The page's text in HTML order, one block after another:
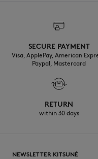
SECURE PAYMENT
Visa, ApplePay, American
Paypal, Mastercard
RETURN
within 30 days
NEWSLETTER KITSUNÉ